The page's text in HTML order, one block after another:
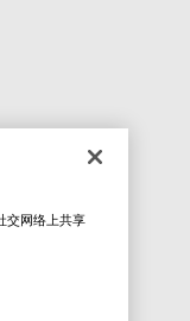
交网络上共享